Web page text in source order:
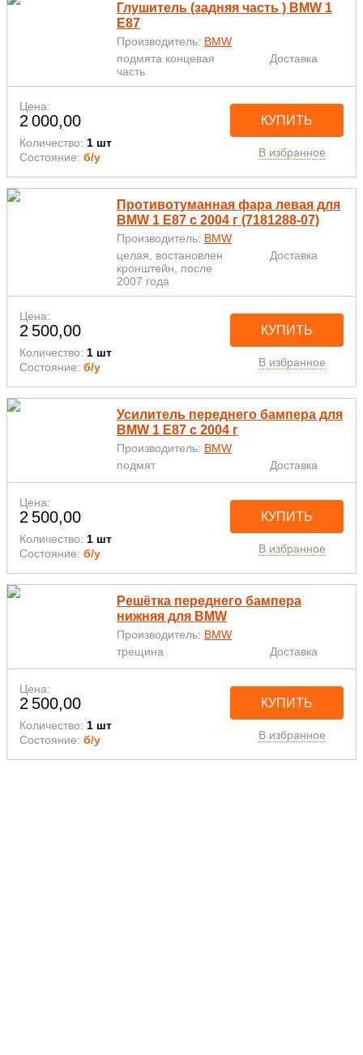
Глушитель (задняя часть ) BMW 1
E87
Производитель: BMW
подмята концевая
часть
Доставка
Цена:
2 000,00
Количество: 1 шт
Состояние: б/у
КУПИТЬ
В избранное
Противотуманная фара левая для
BMW 1 E87 с 2004 г (7181288-07)
Производитель: BMW
целая, востановлен
кронштейн, после
2007 года
Доставка
Цена:
2 500,00
Количество: 1 шт
Состояние: б/у
КУПИТЬ
В избранное
Усилитель переднего бампера для
BMW 1 E87 с 2004 г
Производитель: BMW
подмят
Доставка
Цена:
2 500,00
Количество: 1 шт
Состояние: б/у
КУПИТЬ
В избранное
Решётка переднего бампера
нижняя для BMW
Производитель: BMW
трещина
Доставка
Цена:
2 500,00
Количество: 1 шт
Состояние: б/у
КУПИТЬ
В избранное